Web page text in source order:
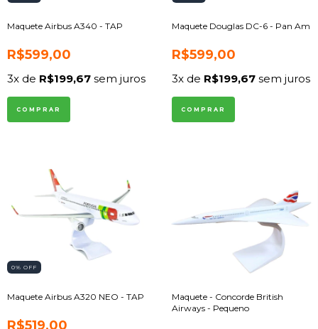
Maquete Airbus A340 - TAP
R$599,00
3x de R$199,67 sem juros
Maquete Douglas DC-6 - Pan Am
R$599,00
3x de R$199,67sem juros
0% OFF
Maquete Airbus A320 NEO - TAP
R$519,00
Maquete - Concorde British
Airways - Pequeno